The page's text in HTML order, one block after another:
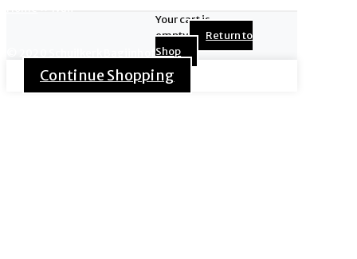
Your cart is
empty
Return to
Shop
Continue Shopping